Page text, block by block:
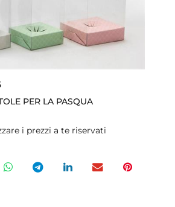
PER LA PASQUA
i prezzi a te riservati